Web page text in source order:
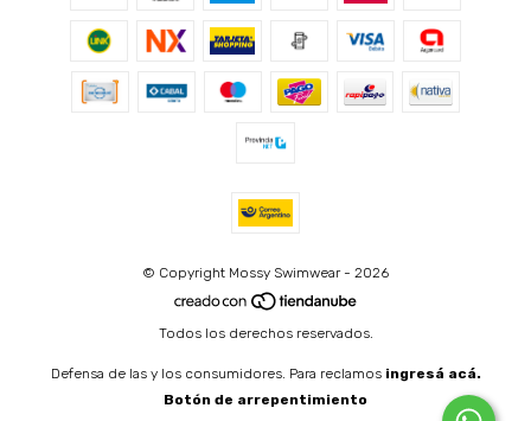
© Copyright Mossy Swimwear - 2026
Todos los derechos reservados.
Defensa de las y los consumidores. Para reclamos ingresá acá.
Botón de arrepentimiento